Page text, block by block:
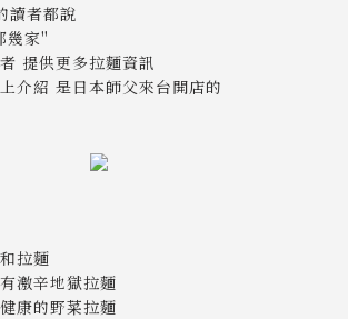
者都說
幾家"
提供更多拉麵資訊
介紹 是日本師父來台開店的
拉麵
激辛地獄拉麵
康的野菜拉麵